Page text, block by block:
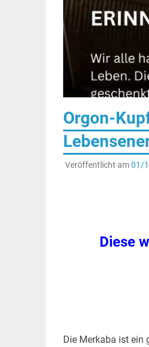
Orgon-
Veröffentlicht am01/
Diese
Die Merkaba ist ein